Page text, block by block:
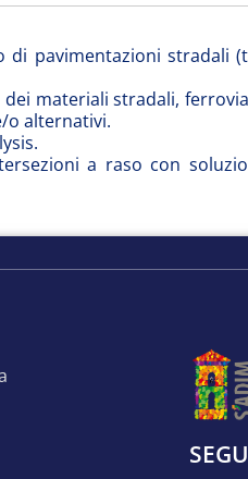
pavimentazioni stradali
materiali stradali,
o alternativi.
a raso con